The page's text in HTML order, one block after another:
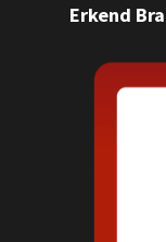
Erkend